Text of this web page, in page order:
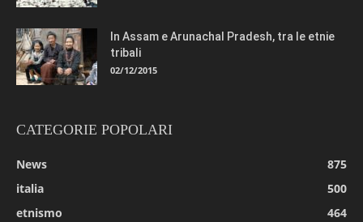
In Assam e Arunachal Pradesh, tra le etnie
tribali
02/12/2015
CATEGORIE POPOLARI
News
875
italia
500
etnismo
464